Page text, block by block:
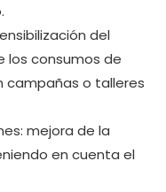
del
los consumos de
campañas o talleres
mejora de la
en cuenta el